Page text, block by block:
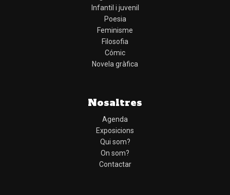
Infantil i juvenil
Poesia
Feminisme
Filosofia
Cómic
Novela gràfica
Nosaltres
Agenda
Exposicions
Qui som?
On som?
Contactar